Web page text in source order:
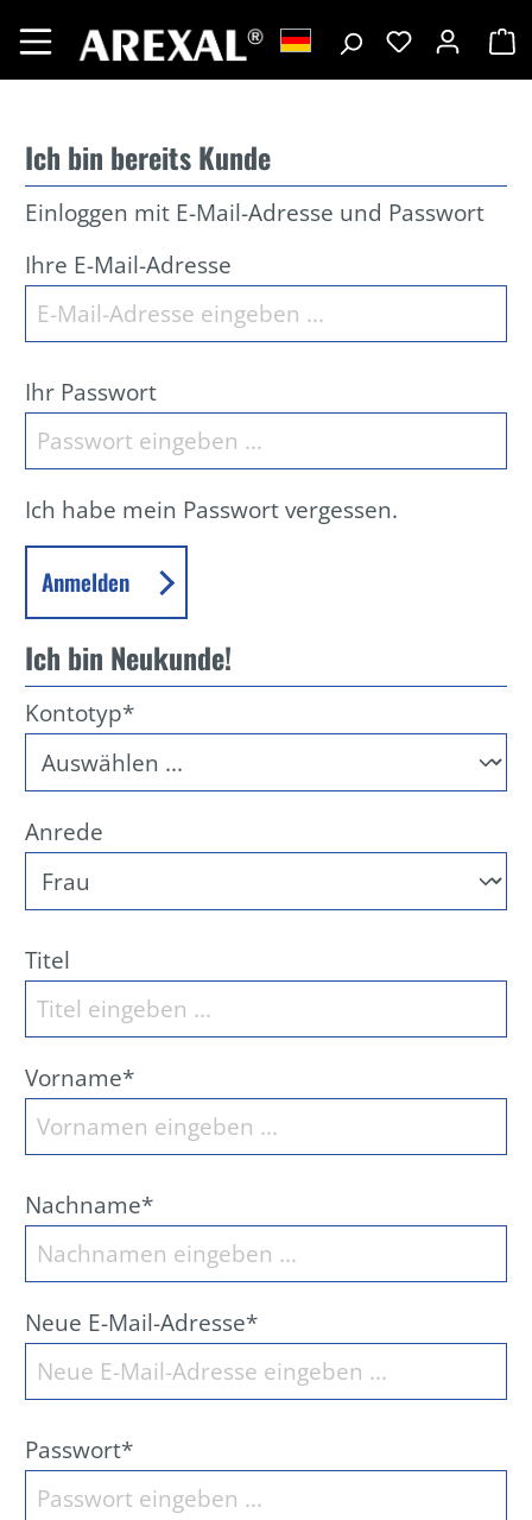
Ich bin bereits Kunde
Einloggen mit E-Mail-Adresse und Passwort
Ihre E-Mail-Adresse
Ihr Passwort
Ich habe mein Passwort vergessen.
Anmelden
Ich bin Neukunde!
Kontotyp*
Anrede
Titel
Vorname*
Nachname*
Neue E-Mail-Adresse*
Passwort*